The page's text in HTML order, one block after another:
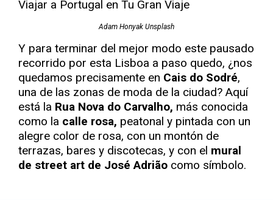
Adam Honyak Unsplash
Y para terminar del mejor modo este pausado
recorrido por esta Lisboa a paso quedo, ¿nos
quedamos precisamente en Cais do Sodré,
una de las zonas de moda de la ciudad? Aquí
está la Rua Nova do Carvalho, más conocida
como la calle rosa, peatonal y pintada con un
alegre color de rosa, con un montón de
terrazas, bares y discotecas, y con el mural
de street art de José Adrião como símbolo.